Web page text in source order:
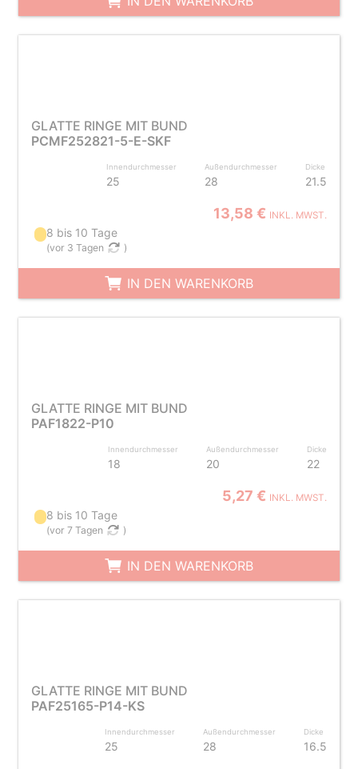
GLATTE RINGE MIT BUND
PCMF252821-5-E-SKF
Innendurchmesser
25
Außendurchmesser
28
Dicke
21.5
13,58 € INKL. MWST.
8 bis 10 Tage
(vor 3 Tagen )
IN DEN WARENKORB
GLATTE RINGE MIT BUND
PAF1822-P10
Innendurchmesser
18
Außendurchmesser
20
Dicke
22
5,27 € INKL. MWST.
8 bis 10 Tage
(vor 7 Tagen )
IN DEN WARENKORB
GLATTE RINGE MIT BUND
PAF25165-P14-KS
Innendurchmesser
25
Außendurchmesser
28
Dicke
16.5